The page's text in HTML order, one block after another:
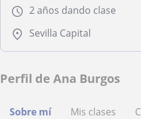
2 años dando clase
Sevilla Capital
Perfil de Ana Burgos
Sobre mí Mis clases